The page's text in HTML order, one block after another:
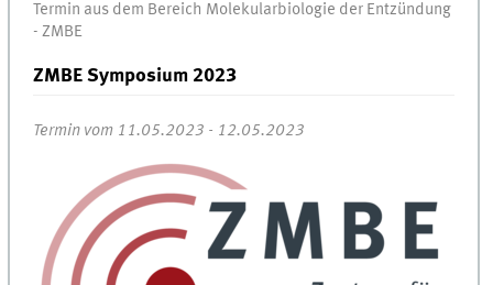
Termin aus dem Bereich Molekularbiologie der Entzündung
- ZMBE
ZMBE Symposium 2023
Termin vom 11.05.2023 - 12.05.2023